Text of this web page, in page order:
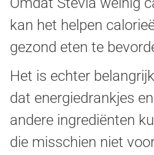
kan het helpen
gezond eten te
Het is echter
dat energiedrankjes
andere ingrediënten
die misschien niet